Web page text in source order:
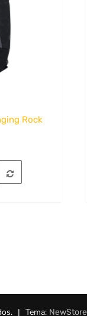
Rock
| Tema: NewStore